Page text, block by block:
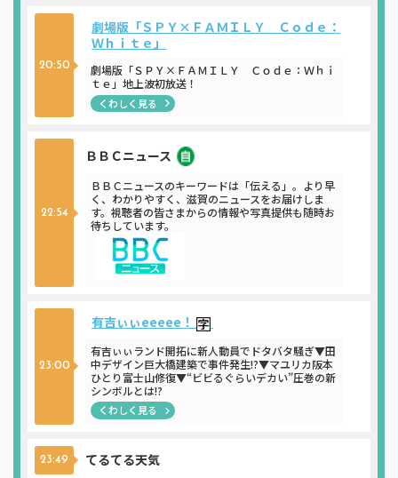
20:50
劇場版「ＳＰＹ×ＦＡＭＩＬＹ Ｃｏｄｅ：
Ｗｈｉｔｅ」
劇場版「ＳＰＹ×ＦＡＭＩＬＹ Ｃｏｄｅ：Ｗｈｉ
ｔｅ」地上波初放送！
くわしく見る
22:54
ＢＢＣニュース
ＢＢＣニュースのキーワードは「伝える」。より早
く、わかりやすく、滋賀のニュースをお届けしま
す。視聴者の皆さまからの情報や写真提供も随時お
待ちしています。
23:00
有吉ぃぃeeeee！
有吉ぃぃランド開拓に新人動員でドタバタ騒ぎ▼田
中デザイン巨大橋建築で事件発生!?▼マユリカ阪本
ひとり富士山修復▼“ビビるぐらいデカい”圧巻の新
シンボルとは!?
くわしく見る
23:49 てるてる天気